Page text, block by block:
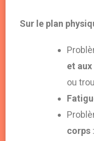
Sur le plan
et
ou
corps